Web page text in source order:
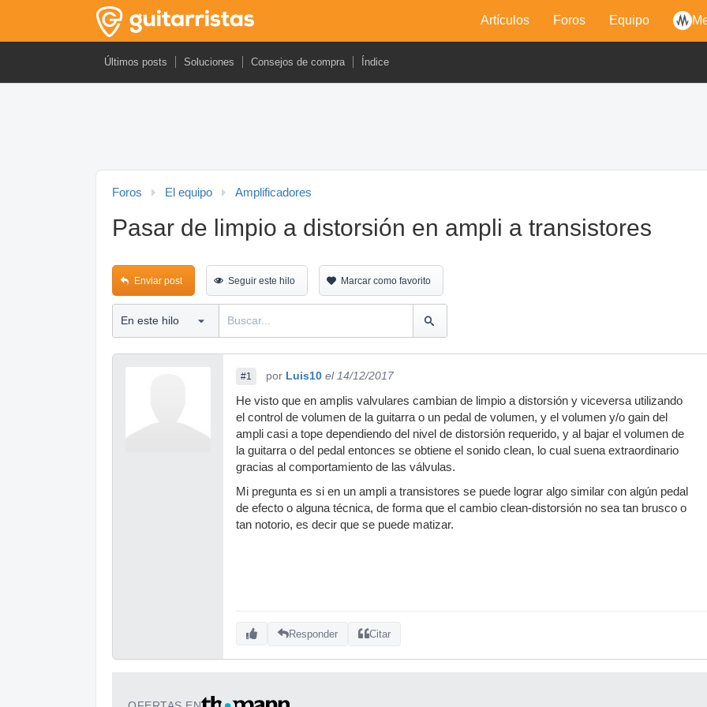
Artículos Foros Equipo
Últimos posts Soluciones Consejos de compra Índice
Foros El equipo Amplificadores
Pasar de limpio a distorsión en ampli a transistores
Enviar post Seguir este hilo Marcar como favorito
#1 por Luis10 el 14/12/2017
He visto que en amplis valvulares cambian de limpio a distorsión y viceversa utilizando
el control de volumen de la guitarra o un pedal de volumen, y el volumen y/o gain del
ampli casi a tope dependiendo del nivel de distorsión requerido, y al bajar el volumen de
la guitarra o del pedal entonces se obtiene el sonido clean, lo cual suena extraordinario
gracias al comportamiento de las válvulas.
Mi pregunta es si en un ampli a transistores se puede lograr algo similar con algún pedal
de efecto o alguna técnica, de forma que el cambio clean-distorsión no sea tan brusco o
tan notorio, es decir que se puede matizar.
Responder Citar